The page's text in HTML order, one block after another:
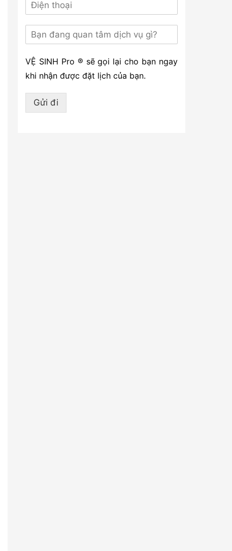
VỆ SINH Pro ® sẽ gọi lại cho bạn ngay
khi nhận được đặt lịch của bạn.
Gửi đi